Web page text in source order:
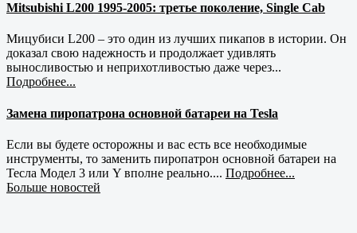
Mitsubishi L200 1995-2005: третье поколение, Single Cab
Мицубиси L200 – это один из лучших пикапов в истории. Он
доказал свою надежность и продолжает удивлять
выносливостью и неприхотливостью даже через...
Подробнее...
Замена пиропатрона основной батареи на Tesla
Если вы будете осторожны и вас есть все необходимые
инструменты, то заменить пиропатрон основной батареи на
Тесла Модел 3 или Y вполне реально.... Подробнее...
Больше новостей